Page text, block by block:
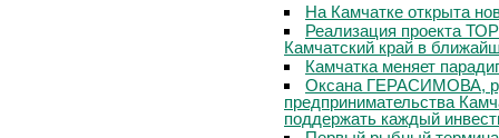
На Камчатке открыта
Реализация проекта
Камчатский край в
Камчатка меняет
Оксана ГЕРАСИМОВА,
предпринимательства
поддержать каждый